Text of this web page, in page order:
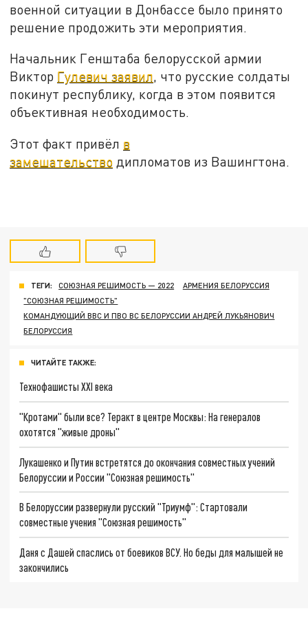
военной ситуации в Донбассе было принято
решение продожить эти мероприятия.
Начальник Генштаба белорусской армии
Виктор Гулевич заявил, что русские солдаты
покинут республику, когда в этом появится
объективная необходимость.
Этот факт привёл в
замешательство дипломатов из Вашингтона.
ТЕГИ: СОЮЗНАЯ РЕШИМОСТЬ — 2022
АРМЕНИЯ БЕЛОРУССИЯ
"СОЮЗНАЯ РЕШИМОСТЬ"
КОМАНДУЮЩИЙ ВВС И ПВО ВС БЕЛОРУССИИ АНДРЕЙ ЛУКЬЯНОВИЧ
БЕЛОРУССИЯ
ЧИТАЙТЕ ТАКЖЕ:
Технофашисты XXI века
"Кротами" были все? Теракт в центре Москвы: На генералов
охотятся "живые дроны"
Лукашенко и Путин встретятся до окончания совместных учений
Белоруссии и России "Союзная решимость"
В Белоруссии развернули русский "Триумф": Стартовали
совместные учения "Союзная решимость"
Даня с Дашей спаслись от боевиков ВСУ. Но беды для малышей не
закончились